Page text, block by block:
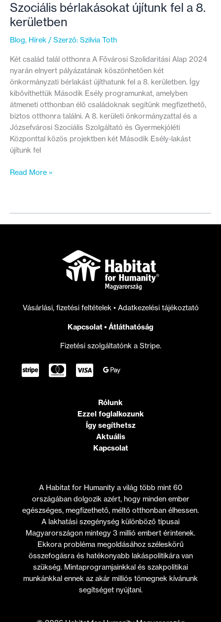
Szociális bérlakásokat újítunk fel a 8.
kerületben
Blog, Hírek / Szerző: Szilvia Toth
Két család talál otthonra A Fővárosi Szolidaritási Alap 2024
nyarán elnyert pályázatának köszönhetően két
önkormányzati bérlakást újíthatunk fel a 8. kerületben. Így
kibővíthettük Második Esély programunkat, amelyben
átmeneti otthonban élő családoknak segítünk megfizethető,
biztos otthonra találni. A 8. kerületi önkormányzattal és a
Józsefvárosi Szociális Szolgáltató és Gyermekjóléti
Központtal közös projektben két Második Esély-lakást
újítunk fel
Szociális
Read More »
Vásárlási, fizetési feltételek • Adatkezelési tájékoztató
Kapcsolat• Átláthatóság
Fizetési szolgáltatónk a Stripe.
Rólunk
Ezzel foglalkozunk
Így segíthetsz
Aktuális
Kapcsolat
A Habitat for Humanity a világ több mint 60
országában dolgozik azért, hogy minden ember
egészséges, megfizethető, méltó otthonban élhessen.
A lakhatási szegénység különböző típusai
Magyarországon mintegy 3 millió embert érintenek.
Ekkora probléma megoldásához széleskörű
összefogásra és hatékonyabb lakáspolitikára van
szükség. Mintaprogramjainkkal és szakpolitikai
munkánkkal ennek az akár milliós tömegnek kívánunk
segítséget nyújtani.